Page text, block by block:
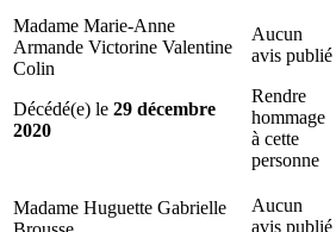
Madame Marie-Anne
Armande Victorine Valentine
Colin
Décédé(e) le 29 décembre
2020
Aucun
avis publié
Rendre
hommage
à cette
personne
Madame Huguette Gabrielle
Aucun
avis publié